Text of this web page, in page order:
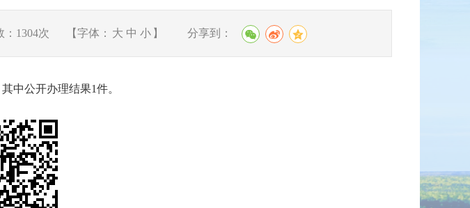
1304次 【字体： 大 中 小 】 分享到：
中公开办理结果1件。